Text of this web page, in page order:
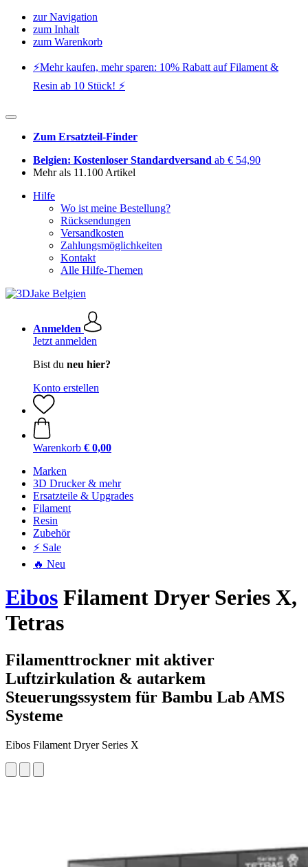
zur Navigation
zum Inhalt
zum Warenkorb
⚡️Mehr kaufen, mehr sparen: 10% Rabatt auf Filament &
Resin ab 10 Stück! ⚡️
Zum Ersatzteil-Finder
Belgien: Kostenloser Standardversand ab € 54,90
Mehr als 11.100 Artikel
Hilfe
Wo ist meine Bestellung?
Rücksendungen
Versandkosten
Zahlungsmöglichkeiten
Kontakt
Alle Hilfe-Themen
Anmelden
Jetzt anmelden
Bist du neu hier?
Konto erstellen
Warenkorb € 0,00
Marken
3D Drucker & mehr
Ersatzteile & Upgrades
Filament
Resin
Zubehör
⚡ Sale
🔥 Neu
Eibos Filament Dryer Series X,
Tetras
Filamenttrockner mit aktiver
Luftzirkulation & autarkem
Steuerungssystem für Bambu Lab AMS
Systeme
Eibos Filament Dryer Series X